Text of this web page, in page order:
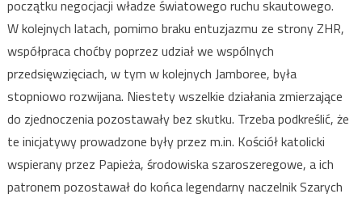
początku negocjacji władze światowego ruchu skautowego.
W kolejnych latach, pomimo braku entuzjazmu ze strony ZHR,
współpraca choćby poprzez udział we wspólnych
przedsięwzięciach, w tym w kolejnych Jamboree, była
stopniowo rozwijana. Niestety wszelkie działania zmierzające
do zjednoczenia pozostawały bez skutku. Trzeba podkreślić, że
te inicjatywy prowadzone były przez m.in. Kościół katolicki
wspierany przez Papieża, środowiska szaroszeregowe, a ich
patronem pozostawał do końca legendarny naczelnik Szarych